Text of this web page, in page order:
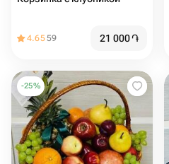
4.6559 21 000֏
-25%